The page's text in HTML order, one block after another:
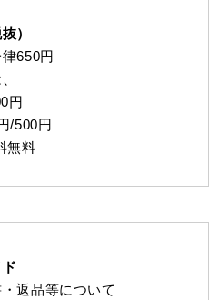
）
650円
円
/500円
無料
返品等について